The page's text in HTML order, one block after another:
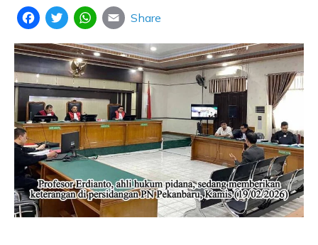
FacebookTwitterWhatsApp
Email
Share